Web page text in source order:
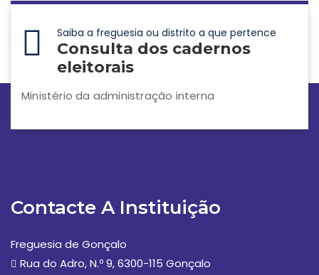
Saiba a freguesia ou distrito a que pertence
Consulta dos cadernos
eleitorais
Ministério da administração interna
Contacte A Instituição
Freguesia de Gonçalo
Rua do Adro, N.º 9, 6300-115 Gonçalo